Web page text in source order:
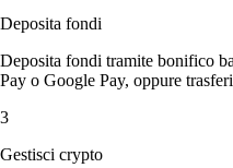
Deposita fondi
Deposita fondi tramite bonifico
Pay o Google Pay, oppure
3
Gestisci crypto